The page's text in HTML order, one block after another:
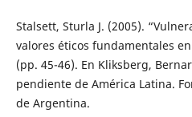
Stalsett, Sturla J. (2005).
valores éticos fundamentales
(pp. 45-46). En Kliksberg,
pendiente de América Latina.
de Argentina.